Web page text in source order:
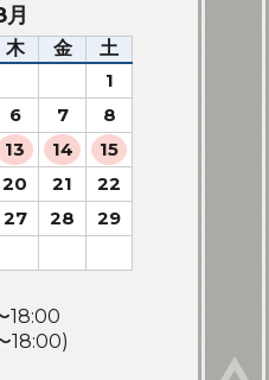
木 金 土
1
6 7
8
13 14
15
20 21
22
27 28
29
18:00
18:00)